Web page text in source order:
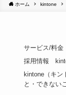
ホーム kintone
サービス/料金
採用情報
kintone（キン
と・できない